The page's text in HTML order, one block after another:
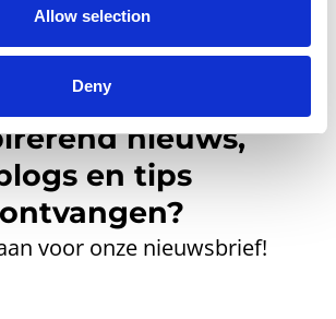
Allow selection
Deny
nieuws,
en tips
ontvangen?
voor onze nieuwsbrief!